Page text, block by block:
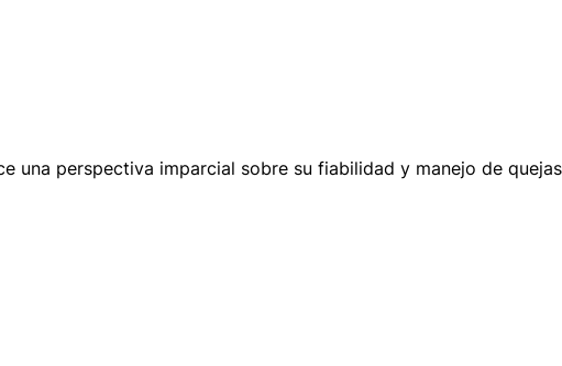
una perspectiva imparcial sobre su fiabilidad y manejo de